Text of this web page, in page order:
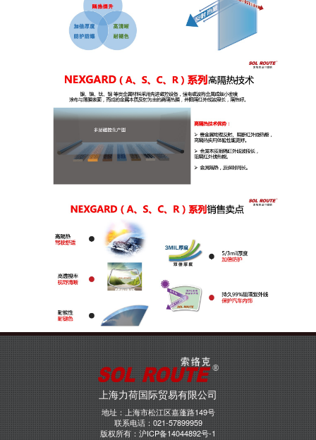
上海力荷国际贸易有限公司
地址：上海市松江区嘉蓬路149号
联系电话：021-57899959
版权所有： 沪ICP备14044892号-1